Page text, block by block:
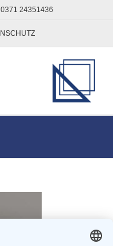
24351436